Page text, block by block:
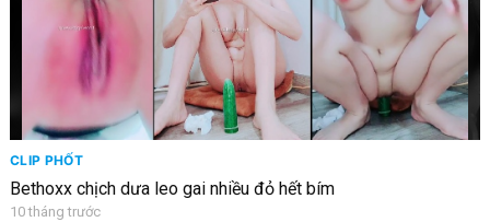
CLIP PHỐT
Bethoxx chịch dưa leo gai nhiều đỏ hết bím
10 tháng trước